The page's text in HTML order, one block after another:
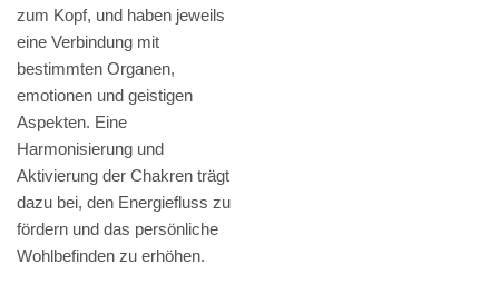
zum Kopf, und haben jeweils
eine Verbindung mit
bestimmten Organen,
emotionen und geistigen
Aspekten. Eine
Harmonisierung und
Aktivierung der Chakren trägt
dazu bei, den Energiefluss zu
fördern und das persönliche
Wohlbefinden zu erhöhen.